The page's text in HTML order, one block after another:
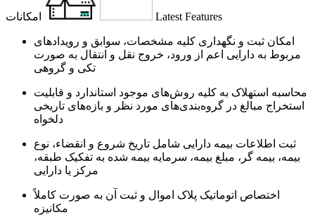
Latest Features
امکان ثبت و نگهداری کلیه مشخصات، سوابق و رویدادهای
مربوط به دارایی اعم از ورود، خروج نقل و انتقال به صورت
تکی و گروهی
محاسبه استهلاک به کلیه روش‌های موجود استاندارد و قابلیت
استخراج مبالغ در گروه‌بندی‌های مورد نظر و بازه‌های تاریخی
دلخواه
ثبت اطلاعات بیمه دارایی شامل تاریخ شروع و انقضاء، نوع
بیمه، بیمه گر، مبلغ بیمه، سرمایه بیمه شده به تفکیک طبقه،
مرکز یا دارایی
اختصاص اتوماتیک پلاک اموال و ثبت آن به صورت کاملاً
مکانیزه